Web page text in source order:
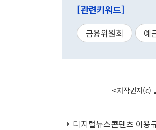
[관련키워드]
금융위원회 예
<저작권자(c)
디지털뉴스콘텐츠 이용